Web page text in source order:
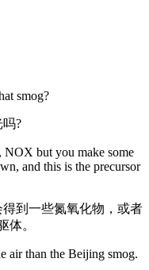
smog?
?
NOX but you make some
and this is the precursor
到一些氮氧化物，或者
体。
air than the Beijing smog.